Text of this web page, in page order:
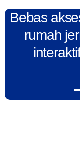
Bebas
rumah